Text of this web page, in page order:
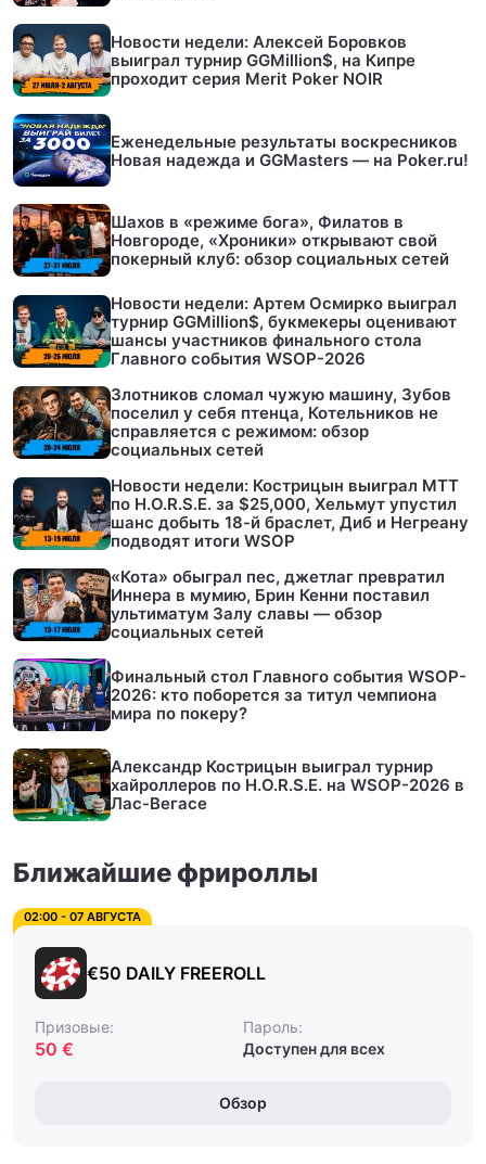
Новости недели: Алексей Боровков
выиграл турнир GGMillion$, на Кипре
проходит серия Merit Poker NOIR
Еженедельные результаты воскресников
Новая надежда и GGMasters — на Poker.ru!
Шахов в «режиме бога», Филатов в
Новгороде, «Хроники» открывают свой
покерный клуб: обзор социальных сетей
Новости недели: Артем Осмирко выиграл
турнир GGMillion$, букмекеры оценивают
шансы участников финального стола
Главного события WSOP-2026
Злотников сломал чужую машину, Зубов
поселил у себя птенца, Котельников не
справляется с режимом: обзор
социальных сетей
Новости недели: Кострицын выиграл МТТ
по H.O.R.S.E. за $25,000, Хельмут упустил
шанс добыть 18-й браслет, Диб и Негреану
подводят итоги WSOP
«Кота» обыграл пес, джетлаг превратил
Иннера в мумию, Брин Кенни поставил
ультиматум Залу славы — обзор
социальных сетей
Финальный стол Главного события WSOP-
2026: кто поборется за титул чемпиона
мира по покеру?
Александр Кострицын выиграл турнир
хайроллеров по H.O.R.S.E. на WSOP-2026 в
Лас-Вегасе
Ближайшие фрироллы
02:00 - 07 АВГУСТА
€50 DAILY FREEROLL
Призовые:
50 €
Пароль:
Доступен для всех
Обзор